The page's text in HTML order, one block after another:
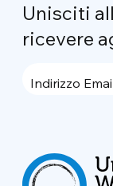
Unisciti
ricevere
Indirizzo